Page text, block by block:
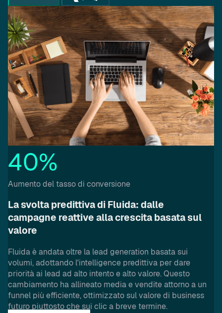
40%
Aumento del tasso di conversione
La svolta predittiva di Fluida: dalle
campagne reattive alla crescita basata sul
valore
Fluida è andata oltre la lead generation basata sui
volumi, adottando l'intelligence predittiva per dare
priorità ai lead ad alto intento e alto valore. Questo
cambiamento ha allineato media e vendite attorno a un
funnel più efficiente, ottimizzato sul valore di business
futuro piuttosto che sui clic a breve termine.